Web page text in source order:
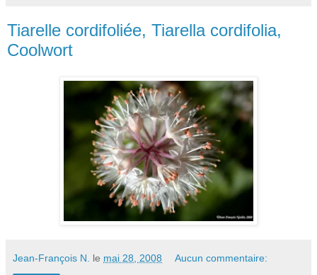
Tiarelle cordifoliée, Tiarella cordifolia,
Coolwort
Jean-François N. le mai 28, 2008 Aucun commentaire: